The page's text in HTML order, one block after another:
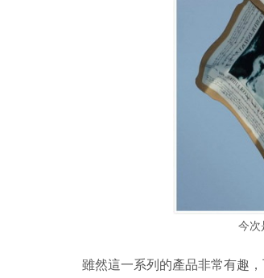
今次
雖然這一系列的產品非常有趣